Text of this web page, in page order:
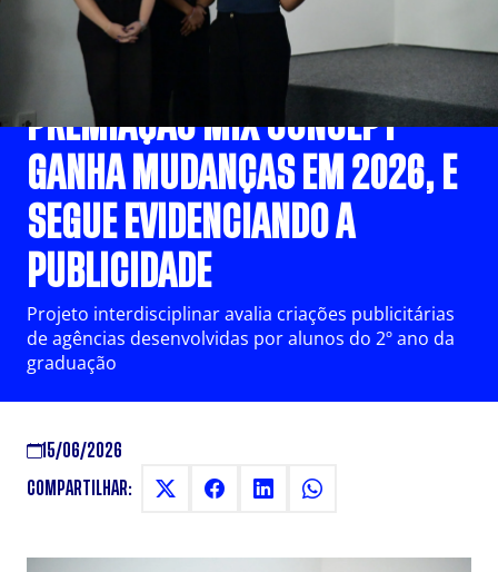
PREMIAÇÃO MIX CONCEPT
GANHA MUDANÇAS EM 2026, E
SEGUE EVIDENCIANDO A
PUBLICIDADE
Projeto interdisciplinar avalia criações publicitárias
de agências desenvolvidas por alunos do 2º ano da
graduação
15/06/2026
COMPARTILHAR: